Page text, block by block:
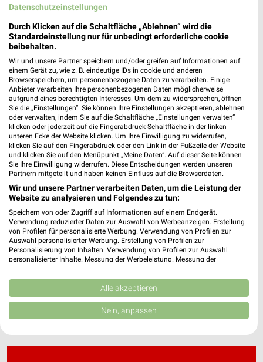
Fliesenmax Filialen & Öffnungszeiten für Bad
Kreuznach
Fressnapf - aktueller Prospekt mit Angeboten für
Heidelberg
Friedrich Kreis Filialen & Öffnungszeiten für
Heddesheim
FRISTO Online Prospekt für Mannheim
Füllhorn Landau Biomarkt Filialen &
Öffnungszeiten für Bruchsal
Datenschutzeinstellungen
Durch Klicken auf die Schaltfläche „Ablehnen“ wird die
Standardeinstellung nur für unbedingt erforderliche cookie
beibehalten.
Wir und unsere Partner speichern und/oder greifen auf Informationen auf
einem Gerät zu, wie z. B. eindeutige IDs in cookie und anderen
Browserspeichern, um personenbezogene Daten zu verarbeiten. Einige
Anbieter verarbeiten Ihre personenbezogenen Daten möglicherweise
aufgrund eines berechtigten Interesses. Um dem zu widersprechen, öffnen
Sie die „Einstellungen“. Sie können Ihre Einstellungen akzeptieren, ablehnen
oder verwalten, indem Sie auf die Schaltfläche „Einstellungen verwalten“
klicken oder jederzeit auf die Fingerabdruck-Schaltfläche in der linken
unteren Ecke der Website klicken. Um Ihre Einwilligung zu widerrufen,
klicken Sie auf den Fingerabdruck oder den Link in der Fußzeile der Website
und klicken Sie auf den Menüpunkt „Meine Daten“. Auf dieser Seite können
Sie Ihre Einwilligung widerrufen. Diese Entscheidungen werden unseren
Partnern mitgeteilt und haben keinen Einfluss auf die Browserdaten.
Wir und unsere Partner verarbeiten Daten, um die Leistung der
Website zu analysieren und Folgendes zu tun:
Speichern von oder Zugriff auf Informationen auf einem Endgerät.
Verwendung reduzierter Daten zur Auswahl von Werbeanzeigen. Erstellung
von Profilen für personalisierte Werbung. Verwendung von Profilen zur
Auswahl personalisierter Werbung. Erstellung von Profilen zur
Personalisierung von Inhalten. Verwendung von Profilen zur Auswahl
personalisierter Inhalte. Messung der Werbeleistung. Messung der
Kombinationen von Daten aus verschiedenen Quellen. Entwicklung und
Verbesserung der Angebote. Verwendung reduzierter Daten zur Auswahl
von Inhalten.
Daten können außerhalb der Europäischen Union weitergegeben und in die
USA gesendet werden.
Website/App.
Alle akzeptieren
Nein, anpassen